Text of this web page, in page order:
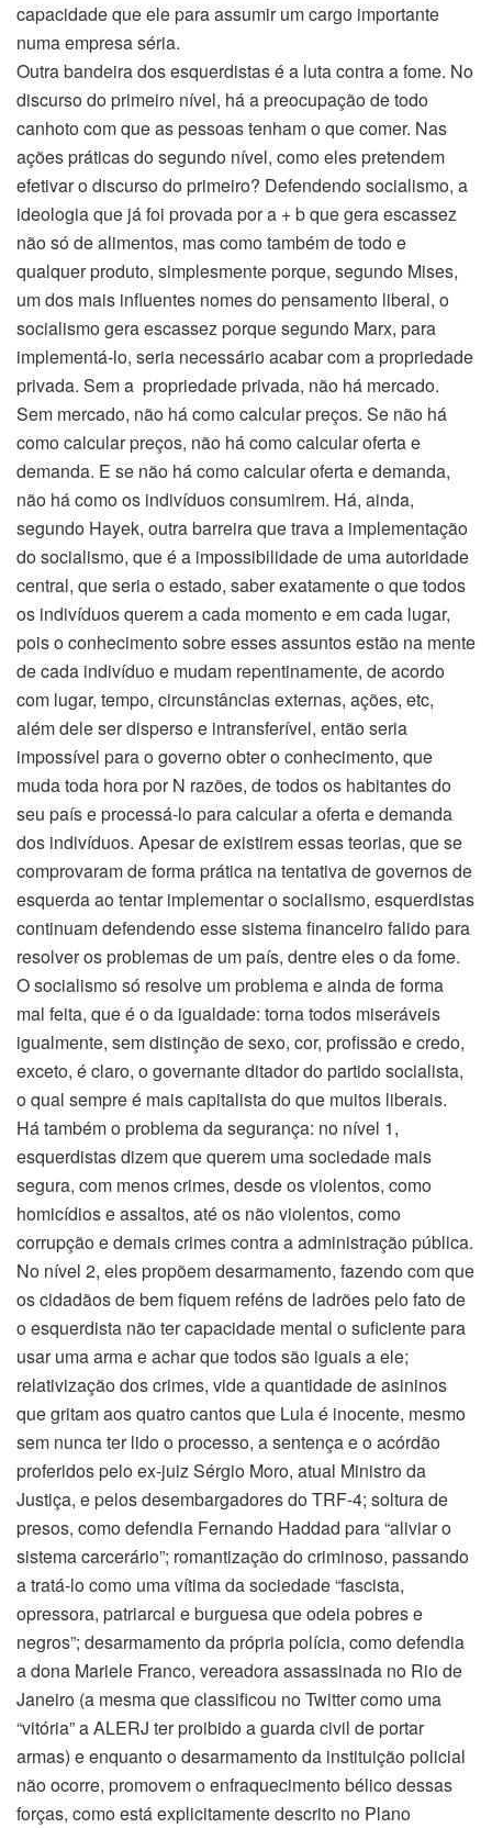
capacidade que ele para assumir um cargo importante
numa empresa séria.
Outra bandeira dos esquerdistas é a luta contra a fome. No
discurso do primeiro nível, há a preocupação de todo
canhoto com que as pessoas tenham o que comer. Nas
ações práticas do segundo nível, como eles pretendem
efetivar o discurso do primeiro? Defendendo socialismo, a
ideologia que já foi provada por a + b que gera escassez
não só de alimentos, mas como também de todo e
qualquer produto, simplesmente porque, segundo Mises,
um dos mais influentes nomes do pensamento liberal, o
socialismo gera escassez porque segundo Marx, para
implementá-lo, seria necessário acabar com a propriedade
privada. Sem a propriedade privada, não há mercado.
Sem mercado, não há como calcular preços. Se não há
como calcular preços, não há como calcular oferta e
demanda. E se não há como calcular oferta e demanda,
não há como os indivíduos consumirem. Há, ainda,
segundo Hayek, outra barreira que trava a implementação
do socialismo, que é a impossibilidade de uma autoridade
central, que seria o estado, saber exatamente o que todos
os indivíduos querem a cada momento e em cada lugar,
pois o conhecimento sobre esses assuntos estão na mente
de cada indivíduo e mudam repentinamente, de acordo
com lugar, tempo, circunstâncias externas, ações, etc,
além dele ser disperso e intransferível, então seria
impossível para o governo obter o conhecimento, que
muda toda hora por N razões, de todos os habitantes do
seu país e processá-lo para calcular a oferta e demanda
dos indivíduos. Apesar de existirem essas teorias, que se
comprovaram de forma prática na tentativa de governos de
esquerda ao tentar implementar o socialismo, esquerdistas
continuam defendendo esse sistema financeiro falido para
resolver os problemas de um país, dentre eles o da fome.
O socialismo só resolve um problema e ainda de forma
mal feita, que é o da igualdade: torna todos miseráveis
igualmente, sem distinção de sexo, cor, profissão e credo,
exceto, é claro, o governante ditador do partido socialista,
o qual sempre é mais capitalista do que muitos liberais.
Há também o problema da segurança: no nível 1,
esquerdistas dizem que querem uma sociedade mais
segura, com menos crimes, desde os violentos, como
homicídios e assaltos, até os não violentos, como
corrupção e demais crimes contra a administração pública.
No nível 2, eles propõem desarmamento, fazendo com que
os cidadãos de bem fiquem reféns de ladrões pelo fato de
o esquerdista não ter capacidade mental o suficiente para
usar uma arma e achar que todos são iguais a ele;
relativização dos crimes, vide a quantidade de asininos
que gritam aos quatro cantos que Lula é inocente, mesmo
sem nunca ter lido o processo, a sentença e o acórdão
proferidos pelo ex-juiz Sérgio Moro, atual Ministro da
Justiça, e pelos desembargadores do TRF-4; soltura de
presos, como defendia Fernando Haddad para “aliviar o
sistema carcerário”; romantização do criminoso, passando
a tratá-lo como uma vítima da sociedade “fascista,
opressora, patriarcal e burguesa que odeia pobres e
negros”; desarmamento da própria polícia, como defendia
a dona Mariele Franco, vereadora assassinada no Rio de
Janeiro (a mesma que classificou no Twitter como uma
“vitória” a ALERJ ter proibido a guarda civil de portar
armas) e enquanto o desarmamento da instituição policial
não ocorre, promovem o enfraquecimento bélico dessas
forças, como está explicitamente descrito no Plano